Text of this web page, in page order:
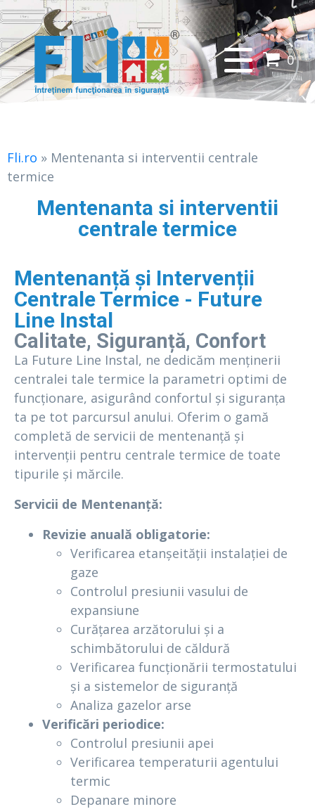
0
Fli.ro » Mentenanta si interventii centrale
termice
Mentenanta si interventii
centrale termice
Mentenanță și Intervenții
Centrale Termice - Future
Line Instal
Calitate, Siguranță, Confort
La Future Line Instal, ne dedicăm menținerii
centralei tale termice la parametri optimi de
funcționare, asigurând confortul și siguranța
ta pe tot parcursul anului. Oferim o gamă
completă de servicii de mentenanță și
intervenții pentru centrale termice de toate
tipurile și mărcile.
Servicii de Mentenanță:
Revizie anuală obligatorie:
Verificarea etanșeității instalației de
gaze
Controlul presiunii vasului de
expansiune
Curățarea arzătorului și a
schimbătorului de căldură
Verificarea funcționării termostatului
și a sistemelor de siguranță
Analiza gazelor arse
Verificări periodice:
Controlul presiunii apei
Verificarea temperaturii agentului
termic
Depanare minore